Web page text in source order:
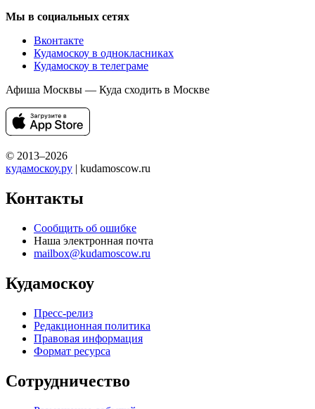
Мы в социальных сетях
Вконтакте
Кудамоскоу в однокласниках
Кудамоскоу в телеграме
Афиша Москвы — Куда сходить в Москве
© 2013–2026
кудамоскоу.ру | kudamoscow.ru
Контакты
Сообщить об ошибке
Наша электронная почта
mailbox@kudamoscow.ru
Кудамоскоу
Пресс-релиз
Редакционная политика
Правовая информация
Формат ресурса
Сотрудничество